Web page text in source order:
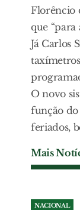
Florêncio
que
Já Carlos
O novo
função
feriados,
Mais
NACIONAL